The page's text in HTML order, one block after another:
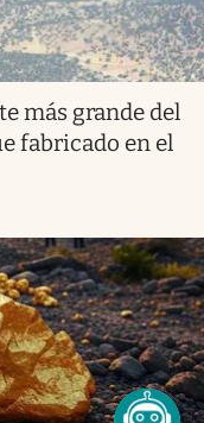
más grande del
fabricado en el